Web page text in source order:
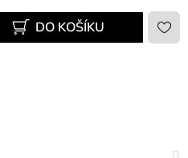
DO KOŠÍKU